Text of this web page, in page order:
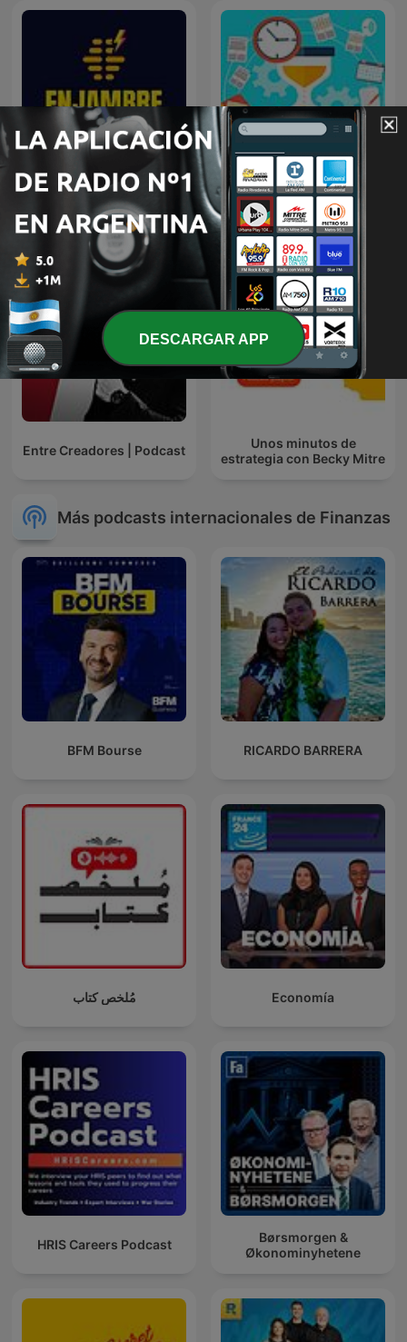
Enjambre de Ideas
Cómo emprender un
negocio?
Entre Creadores | Podcast
Unos minutos de
estrategia con Becky Mitre
Más podcasts internacionales de Finanzas
BFM Bourse RICARDO BARRERA
مُلخص كتاب Economía
HRIS Careers Podcast
Børsmorgen &
Økonominyhetene
DESCARGAR APP